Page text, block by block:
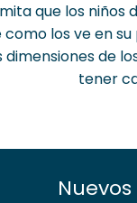
que los niños
los ve en su
dimensiones de
tener